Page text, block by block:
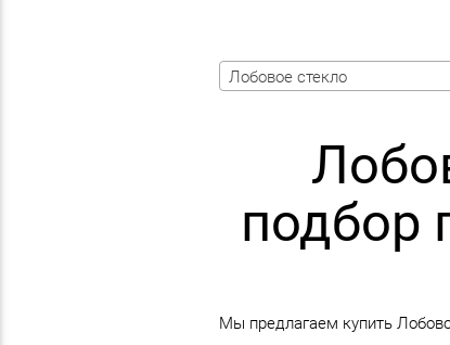
Лобовое стекло
подбор
Мы предлагаем купить